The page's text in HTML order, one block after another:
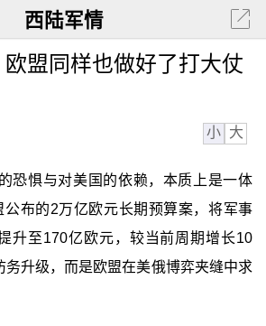
西陆军情
盟同样也做好了打大仗
小 大
恐惧与对美国的依赖，本质上是一体
公布的2万亿欧元长期预算案，将军事
升至170亿欧元，较当前周期增长10
务升级，而是欧盟在美俄博弈夹缝中求